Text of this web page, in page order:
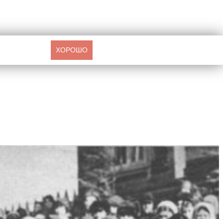
ХОРОШО